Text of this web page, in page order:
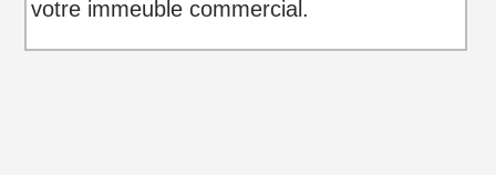
votre immeuble commercial.